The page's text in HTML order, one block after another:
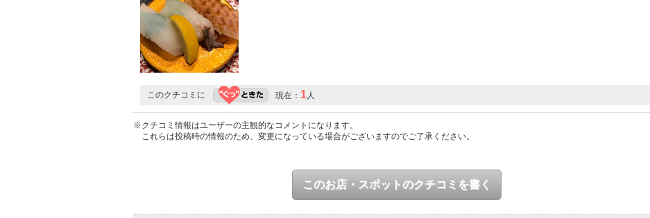
このクチコミに 現在： 1 人
※クチコミ情報はユーザーの主観的なコメントになります。
これらは投稿時の情報のため、変更になっている場合がございますのでご了承ください。
このお店・スポットのクチコミを書く